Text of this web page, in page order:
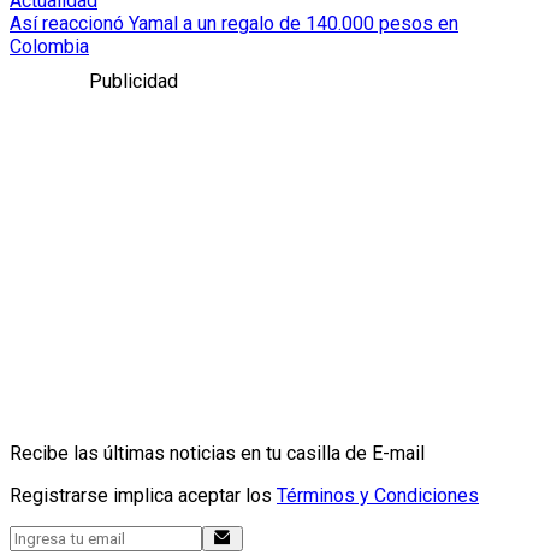
Así reaccionó Yamal a un regalo de 140.000 pesos en
Colombia
Publicidad
Recibe las últimas noticias en tu casilla de E-mail
Registrarse implica aceptar los Términos y Condiciones